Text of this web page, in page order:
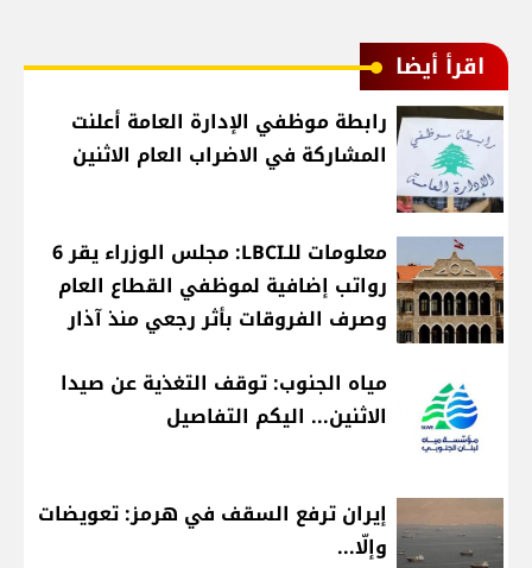
اقرأ أيضا
رابطة موظفي الإدارة العامة أعلنت
المشاركة في الاضراب العام الاثنين
معلومات للـLBCI: مجلس الوزراء يقر 6
رواتب إضافية لموظفي القطاع العام
وصرف الفروقات بأثر رجعي منذ آذار
مياه الجنوب: توقف التغذية عن صيدا
الاثنين... اليكم التفاصيل
إيران ترفع السقف في هرمز: تعويضات
وإلّا...